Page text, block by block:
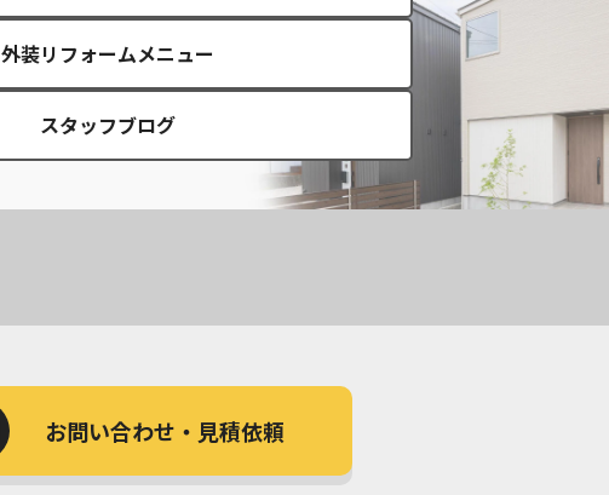
外装リフォームメニュー
スタッフブログ
お問い合わせ ・見積依頼